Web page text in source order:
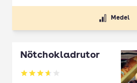
Medel
Nötchokladrutor
Betyg: 3.65 av 5